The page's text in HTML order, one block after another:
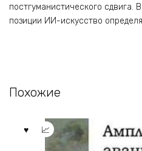
постгуманистического сдвига.
позиции ИИ-искусство
Похожие